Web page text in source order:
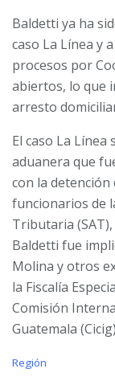
Baldetti ya ha
caso La Línea y
procesos por
abiertos, lo que
arresto
El caso La
aduanera que
con la detención
funcionarios de
Tributaria
Baldetti fue
Molina y otros
la Fiscalía
Comisión
Guatemala
C
Región